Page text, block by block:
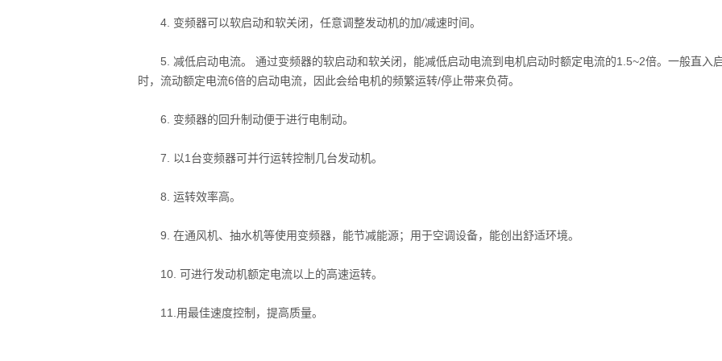
4. 变频器可以软启动和软关闭，任意调整发动机的加/减速时间。
5. 减低启动电流。 通过变频器的软启动和软关闭，能减低启动电流到电机启动时额定电流的1.5~2倍。一般直入
时，流动额定电流6倍的启动电流，因此会给电机的频繁运转/停止带来负荷。
6. 变频器的回升制动便于进行电制动。
7. 以1台变频器可并行运转控制几台发动机。
8. 运转效率高。
9. 在通风机、抽水机等使用变频器，能节减能源；用于空调设备，能创出舒适环境。
10. 可进行发动机额定电流以上的高速运转。
11.用最佳速度控制，提高质量。